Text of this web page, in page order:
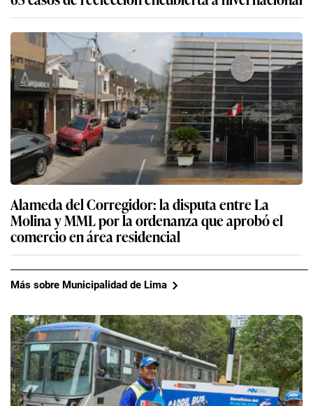
Alameda del Corregidor: la disputa entre La
Molina y MML por la ordenanza que aprobó el
comercio en área residencial
Más sobre Municipalidad de Lima